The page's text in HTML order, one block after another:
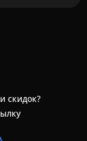
скидок?